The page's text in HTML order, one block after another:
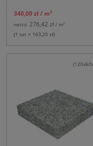
340,00 zł/ m2
netto: 276,42 zł / m2
(1 szt = 163,20 zł)